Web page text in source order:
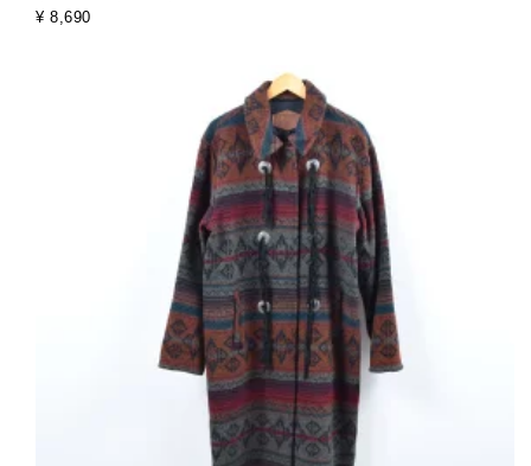
¥ 8,690